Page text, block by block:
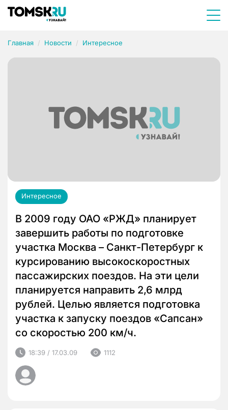
Главная Новости Интересное
Интересное
В 2009 году ОАО «РЖД» планирует
завершить работы по подготовке
участка Москва – Санкт-Петербург к
курсированию высокоскоростных
пассажирских поездов. На эти цели
планируется направить 2,6 млрд
рублей. Целью является подготовка
участка к запуску поездов «Сапсан»
со скоростью 200 км/ч.
18:39 / 17.03.09 1112